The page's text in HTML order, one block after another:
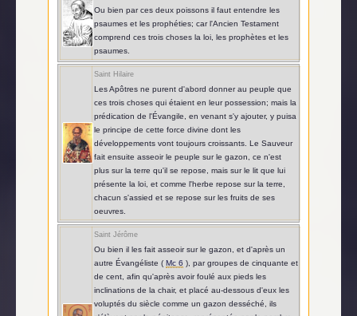
Ou bien par ces deux poissons il faut entendre les
psaumes et les prophéties; car l'Ancien Testament
comprend ces trois choses la loi, les prophètes et les
psaumes.
Saint Hilaire
Les Apôtres ne purent d'abord donner au peuple que
ces trois choses qui étaient en leur possession; mais la
prédication de l'Évangile, en venant s'y ajouter, y puisa
le principe de cette force divine dont les
développements vont toujours croissants. Le Sauveur
fait ensuite asseoir le peuple sur le gazon, ce n'est
plus sur la terre qu'il se repose, mais sur le lit que lui
présente la loi, et comme l'herbe repose sur la terre,
chacun s'assied et se repose sur les fruits de ses
oeuvres.
Saint Jérôme
Ou bien il les fait asseoir sur le gazon, et d'après un
autre Évangéliste ( Mc 6 ), par groupes de cinquante et
de cent, afin qu'après avoir foulé aux pieds les
inclinations de la chair, et placé au-dessous d'eux les
voluptés du siècle comme un gazon desséché, ils